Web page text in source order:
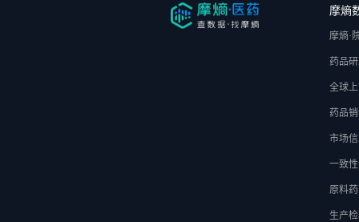
摩熵
摩熵·
药品
全球
药品
市场
一致
原料药
生产